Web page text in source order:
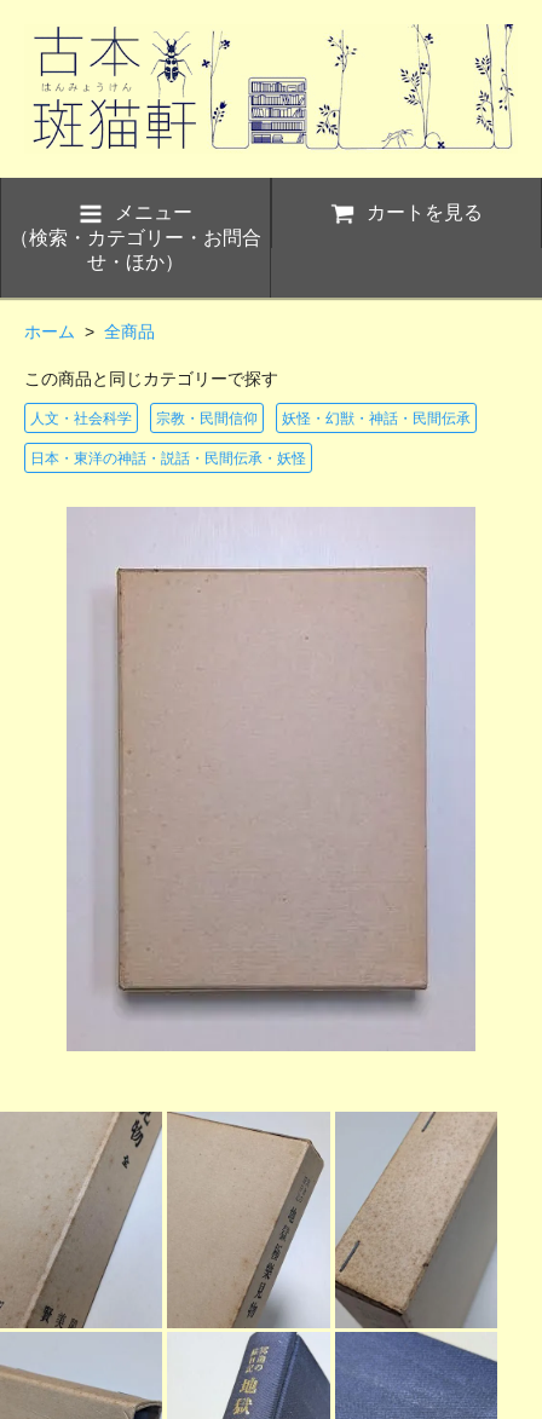
メニュー
（検索・カテゴリー・お問合
せ・ほか）
カートを見る
ホーム > 全商品
この商品と同じカテゴリーで探す
人文・社会科学 宗教・民間信仰 妖怪・幻獣・神話・民間伝承
日本・東洋の神話・説話・民間伝承・妖怪